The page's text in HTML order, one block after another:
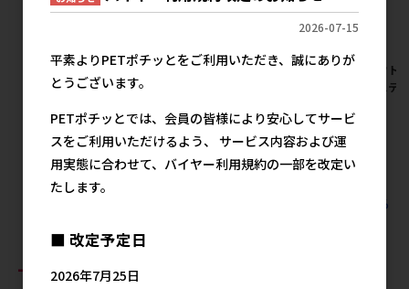
【アウトレット】[岡野製作
所]ONS 富士型ステン食器 小
メーカー希望小売価格
2,570円
【アウトレット】[岡野製作所]
メーカー希望小売価格
6,180円
【アウト
国産ステ
すべての犬猫用品 食器 食器の人気商品を見る
おすすめ商品
2026-07-15
平素よりPETポチッとをご利用いただき、誠にありが
とうございます。
PETポチッとでは、会員の皆様により安心してサービ
スをご利用いただけるよう、 サービス内容および運
用実態に合わせて、バイヤー利用規約の一部を改定い
たします。
■ 改定予定日
2026年7月25日